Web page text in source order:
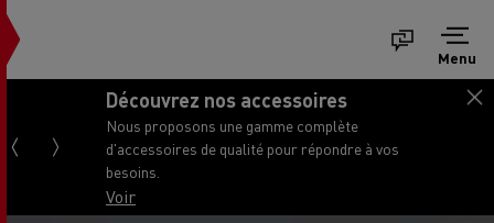
Menu
Découvrez nos accessoires
Nous proposons une gamme complète
d'accessoires de qualité pour répondre à vos
besoins.
Voir